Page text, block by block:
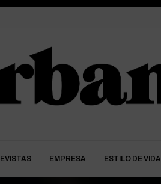
EMPRESA ESTILO DE VIDA